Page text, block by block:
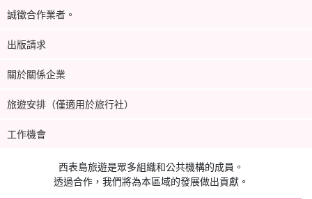
誠徵合作業者。
出版請求
關於關係企業
旅遊安排（僅適用於旅行社）
工作機會
西表島旅遊是眾多組織和公共機構的成員。
透過合作，我們將為本區域的發展做出貢獻。